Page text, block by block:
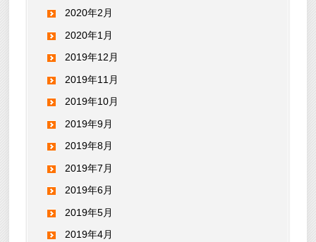
2020年2月
2020年1月
2019年12月
2019年11月
2019年10月
2019年9月
2019年8月
2019年7月
2019年6月
2019年5月
2019年4月